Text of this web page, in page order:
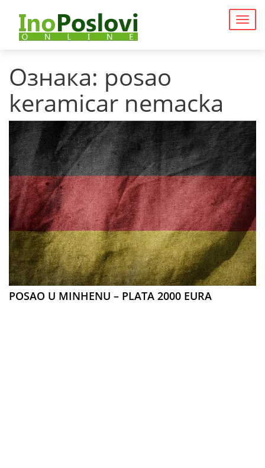
Ознака: posao
keramicar nemacka
POSAO U MINHENU – PLATA 2000 EURA